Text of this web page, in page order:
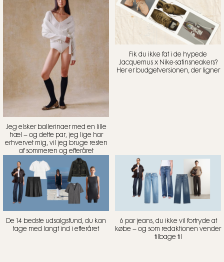
Jeg elsker ballerinaer med en lille
hæl – og dette par, jeg lige har
erhvervet mig, vil jeg bruge resten
af sommeren og efteråret
Fik du ikke fat i de hypede
Jacquemus x Nike-satinsneakers?
Her er budgetversionen, der ligner
De 14 bedste udsalgsfund, du kan
tage med langt ind i efteråret
6 par jeans, du ikke vil fortryde at
købe – og som redaktionen vender
tilbage til